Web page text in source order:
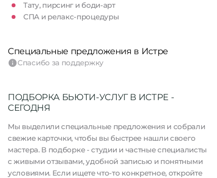
Тату, пирсинг и боди-арт
СПА и релакс-процедуры
Специальные предложения в Истре
Спасибо за поддержку
ПОДБОРКА БЬЮТИ-УСЛУГ В ИСТРЕ -
СЕГОДНЯ
Мы выделили специальные предложения и собрали
свежие карточки, чтобы вы быстрее нашли своего
мастера. В подборке - студии и частные специалисты
с живыми отзывами, удобной записью и понятными
условиями. Если ищете что-то конкретное, откройте